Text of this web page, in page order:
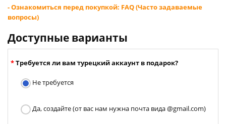
- Ознакомиться перед покупкой: FAQ (Часто задаваемые
вопросы)
Доступные варианты
Требуется ли вам турецкий аккаунт в подарок?
Не требуется
Да, создайте (от вас нам нужна почта вида @gmail.com)